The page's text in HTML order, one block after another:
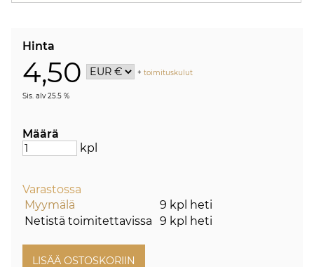
Hinta
4,50 +toimituskulut
Sis. alv 25.5 %
Määrä
kpl
Varastossa
Myymälä
9 kpl heti
Netistä toimitettavissa
9 kpl heti